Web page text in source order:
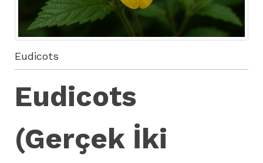
Eudicots
Eudicots
(Gerçek İki